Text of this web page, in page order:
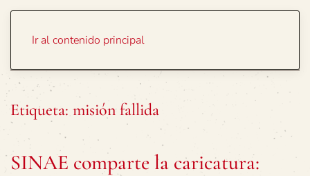
Ir al contenido principal
Etiqueta: misión fallida
SINAE comparte la caricatura: